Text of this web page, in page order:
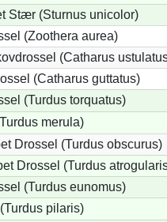
Stær (Sturnus unicolor)
(Zoothera aurea)
(Catharus
(Catharus guttatus)
(Turdus torquatus)
merula)
Drossel (Turdus obscurus)
Drossel (Turdus
(Turdus eunomus)
pilaris)